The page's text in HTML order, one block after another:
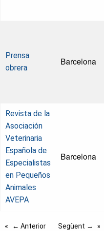
Prensa
obrera
Barcelona
Revista de la
Asociación
Veterinaria
Española de
Especialistas
en Pequeños
Animales
AVEPA
Barcelona
← Anterior Següent →